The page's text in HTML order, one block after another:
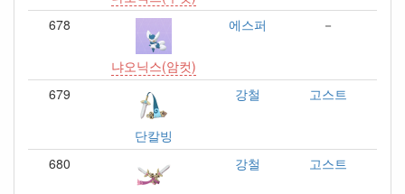
678
냐오닉스(암컷)
에스퍼 －
679
단칼빙
강철 고스트
680 강철 고스트